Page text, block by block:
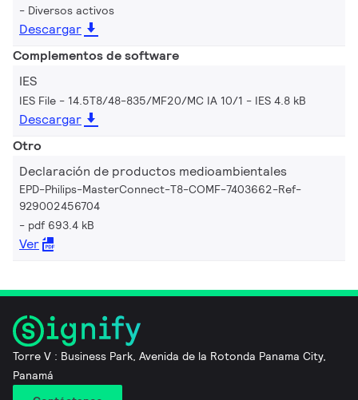
Diversos activos
Descargar
Complementos de software
IES
IES File - 14.5T8/48-835/MF20/MC IA 10/1 IES 4.8 kB
Descargar
Otro
Declaración de productos medioambientales
EPD-Philips-MasterConnect-T8-COMF-7403662-Ref-
929002456704
pdf 693.4 kB
Ver
Torre V : Business Park, Avenida de la Rotonda Panama City,
Panamá